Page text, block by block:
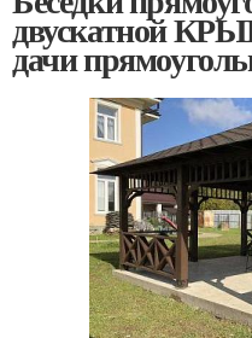
двускатной
дачи